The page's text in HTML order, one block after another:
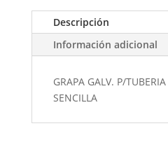
Descripción
Información adicional
GRAPA GALV. P/
SENCILLA